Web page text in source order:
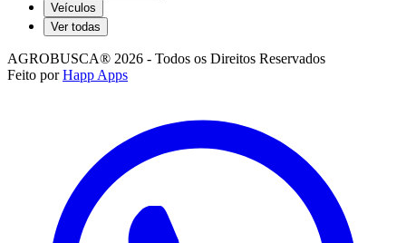
Veículos
Ver todas
AGROBUSCA® 2026 - Todos os Direitos Reservados
Feito por Happ Apps